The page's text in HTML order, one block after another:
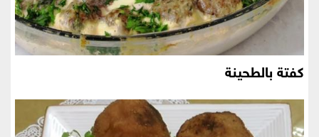
كفتة بالطحينة